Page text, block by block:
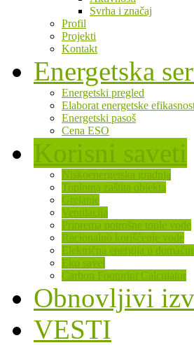
Svrha i značaj
Profil
Projekti
Kontakt
Energetska
Energetski pregled
Elaborat energetske
Energetski pasoš
Cena ESO
Korisni saveti
Niskoenergetska gradnja
Toplotna zaštita objekta
Grejanje
Ventilacija
Priprema potrošne tople vode
Racionalno korišćenje vode
Električna energija u
Eko savet
Carbon Footprint Calculator
Obnovljivi
VESTI